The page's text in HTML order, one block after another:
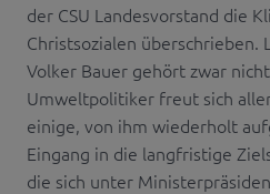
der CSU Landesvorstand die
Christsozialen überschrieben.
Volker Bauer gehört zwar
Umweltpolitiker freut sich
einige, von ihm wiederholt
Eingang in die langfristige
die sich unter